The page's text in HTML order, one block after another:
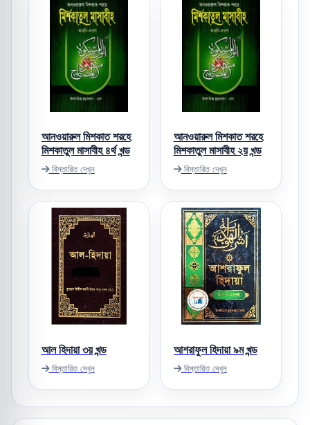
আনওয়ারুল মিশকাত শরহে
মিশকাতুল মাসাবীহ ৪র্থ খন্ড
বিস্তারিত দেখুন
আনওয়ারুল মিশকাত শরহে
মিশকাতুল মাসাবীহ ২য় খন্ড
বিস্তারিত দেখুন
আল হিদায়া ৩য় খন্ড
বিস্তারিত দেখুন
আশরাফুল হিদায়া ৯ম খন্ড
বিস্তারিত দেখুন